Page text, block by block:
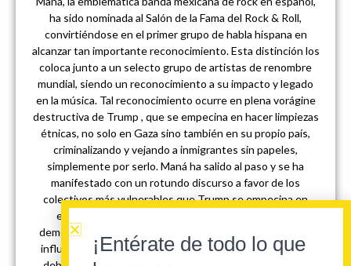
ha sido nominada al Salón de la Fama del Rock & Roll,
convirtiéndose en el primer grupo de habla hispana en
alcanzar tan importante reconocimiento. Esta distinción los
coloca junto a un selecto grupo de artistas de renombre
mundial, siendo un reconocimiento a su impacto y legado
en la música. Tal reconocimiento ocurre en plena vorágine
destructiva de Trump , que se empecina en hacer limpiezas
étnicas, no solo en Gaza sino también en su propio país,
criminalizando y vejando a inmigrantes sin papeles,
simplemente por serlo. Maná ha salido al paso y se ha
manifestado con un rotundo discurso a favor de los
colectivos más vulnerables que Trump se empecina en
exterminar. Donald Trump está descuartizando la
democracia, subyugando nuestros derechos comprando
influencias, es un loco que debe ser internado, para ello
¡Entérate de todo lo que